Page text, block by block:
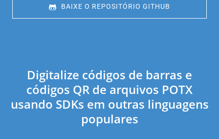
BAIXE O REPOSITÓRIO GITHUB
Digitalize códigos de barras e
códigos QR de arquivos POTX
usando SDKs em outras linguagens
populares